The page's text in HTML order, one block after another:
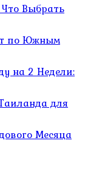
Выбрать
по Южным
на 2 Недели:
для
Месяца